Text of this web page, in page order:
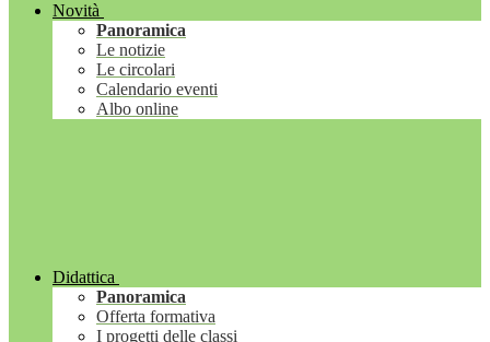
Novità
Panoramica
Le notizie
Le circolari
Calendario eventi
Albo online
Didattica
Panoramica
Offerta formativa
I progetti delle classi